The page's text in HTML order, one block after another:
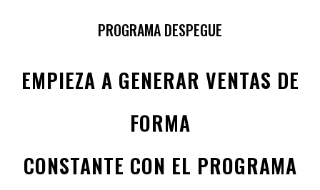
PROGRAMA DESPEGUE
EMPIEZA A GENERAR VENTAS DE
FORMA
CONSTANTE CON EL PROGRAMA